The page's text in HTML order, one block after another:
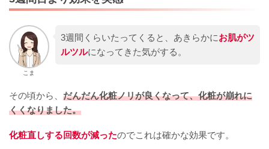
こま
3週間くらいたってくると、あきらかにお肌がツ
ルツルになってきた気がする。
その頃から、 だんだん化粧ノリが良くなって、化粧が崩れに
くくなりました。
化粧直しする回数が減ったのでこれは確かな効果です。